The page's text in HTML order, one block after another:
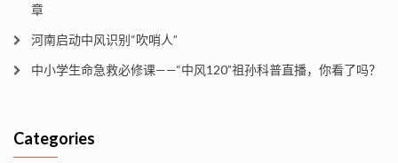
章
河南启动中风识别“吹哨人”
中小学生命急救必修课——“中风120”祖孙科普直播，你看了吗？
Categories